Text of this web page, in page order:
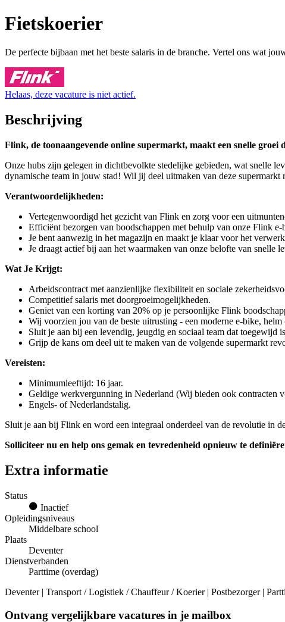
Fietskoerier
De perfecte bijbaan met het beste salaris in de branche. Vertel ons wat
Helaas, deze vacature is niet actief.
Beschrijving
Flink, de toonaangevende online supermarkt, maakt een snelle
Onze hubs zijn gelegen in dichtbevolkte stedelijke gebieden, wat snelle
dynamische team in jouw stad! Wil jij deel uitmaken van deze supermarkt
Verantwoordelijkheden:
Vertegenwoordigd het gezicht van Flink en zorg voor een
Efficiënt bezorgen van boodschappen met behulp van onze Flink
Je bent aanwezig in het magazijn en maakt je klaar voor het
Je draagt actief bij aan het waarmaken van onze belofte van snelle
Wat Je Krijgt:
Arbeidscontract met aanzienlijke flexibiliteit en sociale
Competitief salaris met doorgroeimogelijkheden.
Geniet van een korting van 20% op je persoonlijke Flink
Wij voorzien jou van de beste uitrusting - een moderne e-bike,
Sluit je aan bij een levendig, jeugdig en sociaal team dat toegewijd
Grijp de kans om deel uit te maken van de volgende supermarkt
Vereisten:
Minimumleeftijd: 16 jaar.
Geldige werkvergunning in Nederland (Wij bieden ook contracten
Engels- of Nederlandstalig.
Sluit je aan bij Flink en word een integraal onderdeel van de revolutie in
Solliciteer nu en help ons gemak en tevredenheid opnieuw te
Extra informatie
Status
Inactief
Opleidingsniveaus
Middelbare school
Plaats
Deventer
Dienstverbanden
Parttime (overdag)
Deventer | Transport / Logistiek / Chauffeur / Koerier | Postbezorger |
Ontvang vergelijkbare vacatures in je mailbox